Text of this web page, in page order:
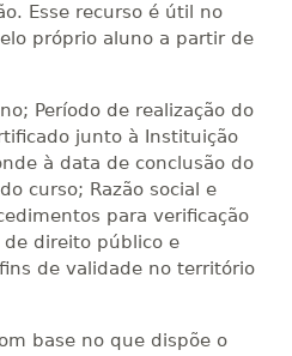
Esse recurso é útil no
próprio aluno a partir de
Período de realização do
junto à Instituição
à data de conclusão do
curso; Razão social e
para verificação
direito público e
de validade no território
base no que dispõe o